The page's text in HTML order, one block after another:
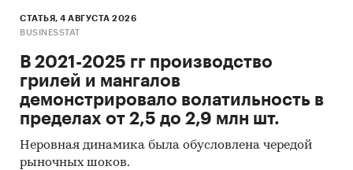
Россия
СТАТЬЯ, 4 АВГУСТА 2026
BUSINESSTAT
В 2021-2025 гг производство
грилей и мангалов
демонстрировало волатильность в
пределах от 2,5 до 2,9 млн шт.
Неровная динамика была обусловлена чередой
рыночных шоков.